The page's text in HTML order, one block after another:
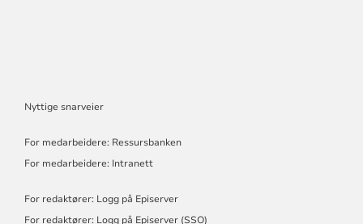
Nyttige snarveier
For medarbeidere: Ressursbanken
For medarbeidere: Intranett
For redaktører: Logg på Episerver
For redaktører: Logg på Episerver (SSO)